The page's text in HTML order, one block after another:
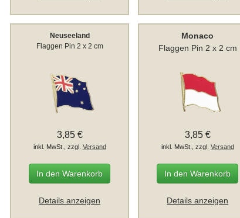
Neuseeland
Flaggen Pin 2 x 2 cm
3,85 €
inkl. MwSt., zzgl. Versand
In den Warenkorb
Details anzeigen
Monaco
Flaggen Pin 2 x 2 cm
3,85 €
inkl. MwSt., zzgl. Versand
In den Warenkorb
Details anzeigen